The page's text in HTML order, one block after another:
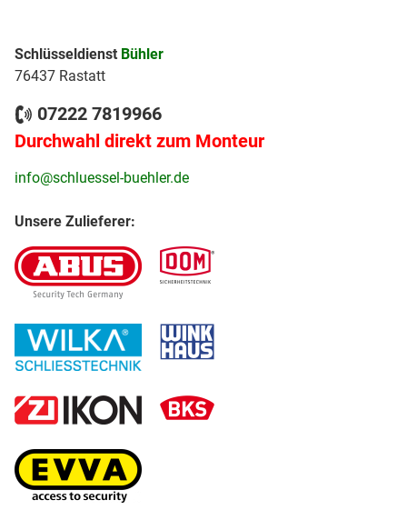
Schlüsseldienst Bühler
76437 Rastatt
07222 7819966
Durchwahl direkt zum Monteur
info@schluessel-buehler.de
Unsere Zulieferer: